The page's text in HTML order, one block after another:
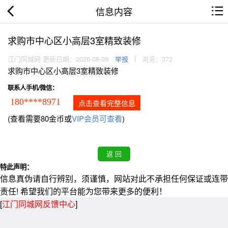
信息内容
求购市中心区小高层3室精致装修
江门同城网 更新日期：2026-08-09 举报 浏览：372
求购市中心区小高层3室精致装修
联系人手机/微信：
180****8971 点击查看完整信息
(查看需要80金币或VIP会员可查看)
特此声明：
信息真伪请自行辨别，须谨慎，网站对此不承担任何保证或连带
责任! 希望我们的平台能为您带来更多的便利！
[江门同城网反馈中心]